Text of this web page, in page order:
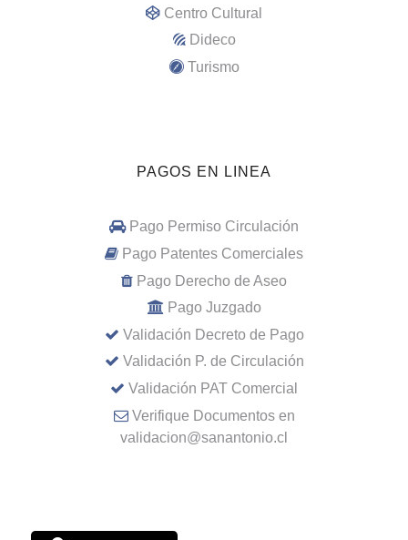
Centro Cultural
Dideco
Turismo
PAGOS EN LINEA
Pago Permiso Circulación
Pago Patentes Comerciales
Pago Derecho de Aseo
Pago Juzgado
Validación Decreto de Pago
Validación P. de Circulación
Validación PAT Comercial
Verifique Documentos en
validacion@sanantonio.cl